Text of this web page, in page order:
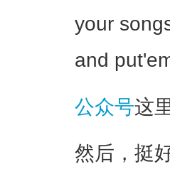
your
and
公众号这
然后，挺